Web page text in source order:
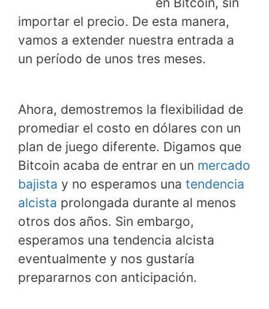
importar el precio. De esta manera,
vamos a extender nuestra entrada a
un período de unos tres meses.
Ahora, demostremos la flexibilidad de
promediar el costo en dólares con un
plan de juego diferente. Digamos que
Bitcoin acaba de entrar en un mercado
bajista y no esperamos una tendencia
alcista prolongada durante al menos
otros dos años. Sin embargo,
esperamos una tendencia alcista
eventualmente y nos gustaría
prepararnos con anticipación.